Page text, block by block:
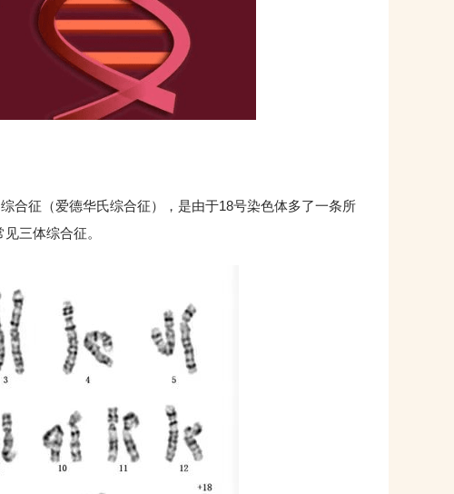
征（爱德华氏综合征），是由于18号染色体多了一条所
三体综合征。